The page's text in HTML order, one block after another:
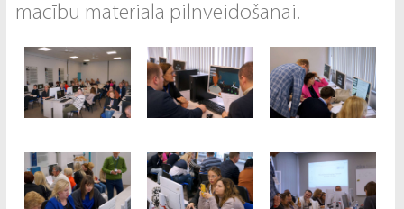
mācību materiāla pilnveidošanai.